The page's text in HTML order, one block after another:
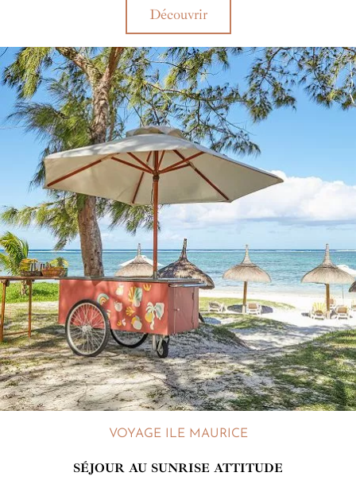
Découvrir
VOYAGE ILE MAURICE
SÉJOUR AU SUNRISE ATTITUDE